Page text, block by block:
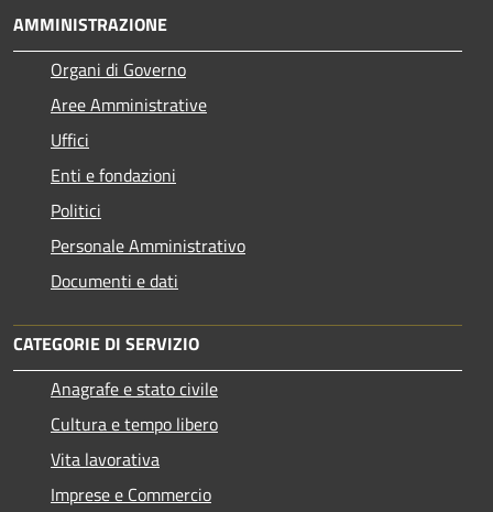
AMMINISTRAZIONE
Organi di Governo
Aree Amministrative
Uffici
Enti e fondazioni
Politici
Personale Amministrativo
Documenti e dati
CATEGORIE DI SERVIZIO
Anagrafe e stato civile
Cultura e tempo libero
Vita lavorativa
Imprese e Commercio